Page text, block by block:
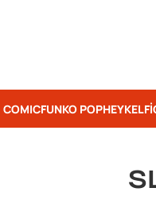
COMICFUNKO POPHEYKEL